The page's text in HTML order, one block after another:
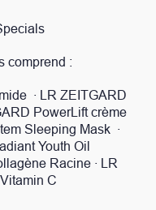
comprend :
· LR ZEITGARD
PowerLift crème
Sleeping Mask ·
Youth Oil
Racine · LR
C